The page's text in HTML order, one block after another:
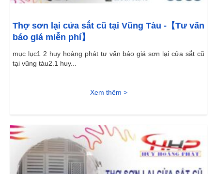
Thợ sơn lại cửa sắt cũ tại Vũng Tàu -【Tư vấn
báo giá miễn phí】
mục lục1 2 huy hoàng phát tư vấn báo giá sơn lại cửa sắt cũ
tại vũng tàu2.1 huy...
Xem thêm >